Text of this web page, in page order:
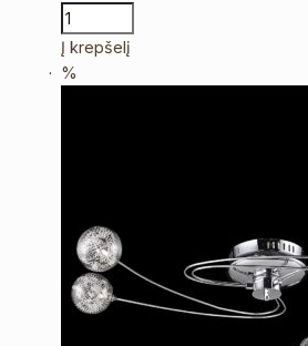
Į krepšelį
%